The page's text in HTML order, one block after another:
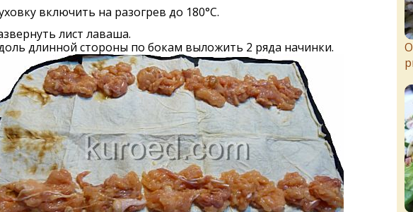
включить на разогрев до 180°С.
лист лаваша.
длинной стороны по бокам выложить 2 ряда начинки.